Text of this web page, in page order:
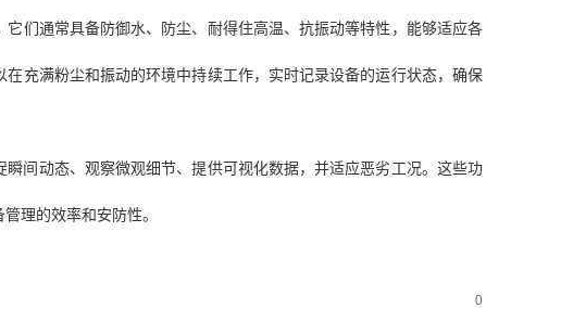
们通常具备防御水、防尘、耐得住高温、抗振动等特性，能够适应各
充满粉尘和振动的环境中持续工作，实时记录设备的运行状态，确保
间动态、观察微观细节、提供可视化数据，并适应恶劣工况。这些功
理的效率和安防性。
0